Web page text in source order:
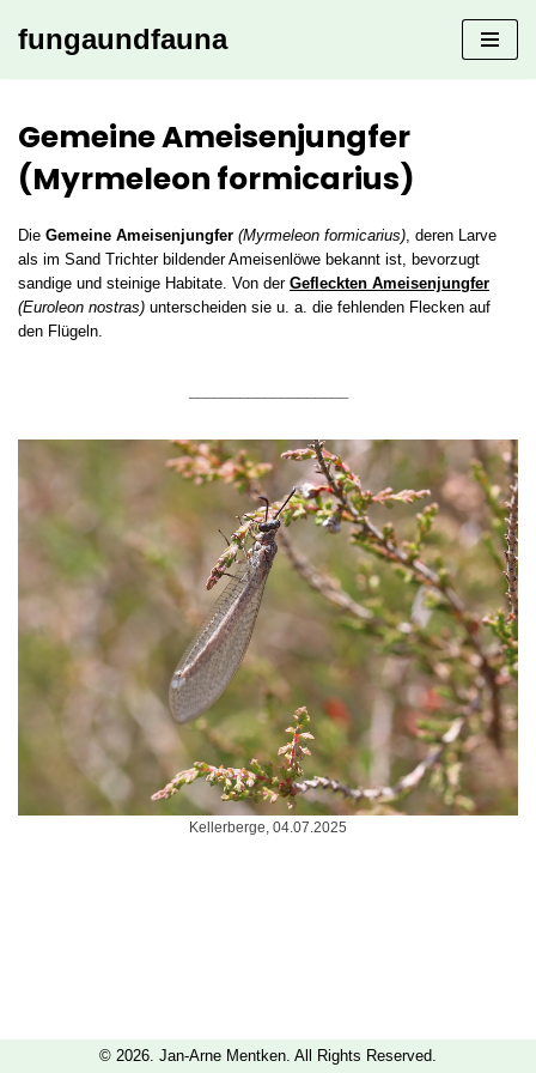
fungaundfauna
Gemeine Ameisenjungfer
(Myrmeleon formicarius)
Die Gemeine Ameisenjungfer (Myrmeleon formicarius), deren Larve
als im Sand Trichter bildender Ameisenlöwe bekannt ist, bevorzugt
sandige und steinige Habitate. Von der Gefleckten Ameisenjungfer
(Euroleon nostras) unterscheiden sie u. a. die fehlenden Flecken auf
den Flügeln.
Kellerberge, 04.07.2025
© 2026. Jan-Arne Mentken. All Rights Reserved.